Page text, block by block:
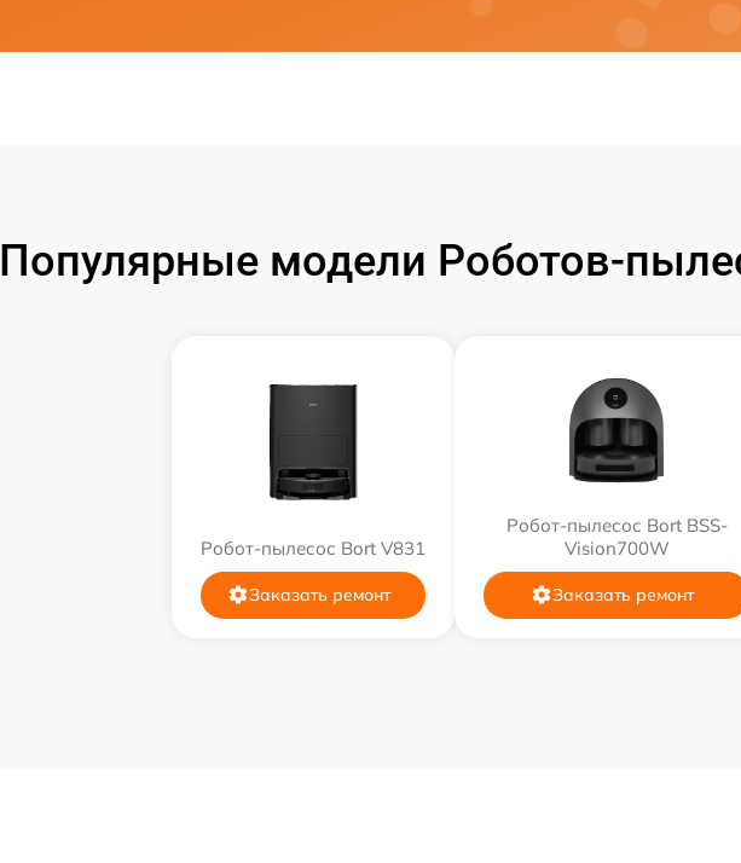
Популярные модели Роботов-
Робот-пылесос Bort V831
Заказать ремонт
Робот-пылесос Bort BSS-
Vision700W
Заказать ремонт